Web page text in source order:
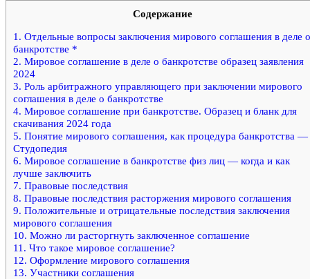
Содержание
1. Отдельные вопросы заключения мирового соглашения в деле о
банкротстве *
2. Мировое соглашение в деле о банкротстве образец заявления
2024
3. Роль арбитражного управляющего при заключении мирового
соглашения в деле о банкротстве
4. Мировое соглашение при банкротстве. Образец и бланк для
скачивания 2024 года
5. Понятие мирового соглашения, как процедура банкротства —
Студопедия
6. Мировое соглашение в банкротстве физ лиц — когда и как
лучше заключить
7. Правовые последствия
8. Правовые последствия расторжения мирового соглашения
9. Положительные и отрицательные последствия заключения
мирового соглашения
10. Можно ли расторгнуть заключенное соглашение
11. Что такое мировое соглашение?
12. Оформление мирового соглашения
13. Участники соглашения